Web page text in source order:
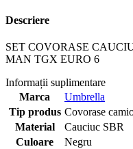
Descriere
SET COVORASE
MAN TGX EURO 6
Informații suplimentare
Marca
Umbrella
Tip produs Covorase
Material
Cauciuc SBR
Culoare
Negru